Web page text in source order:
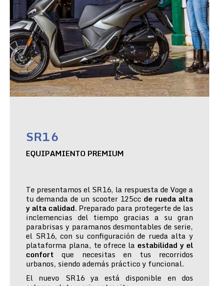
SR16
EQUIPAMIENTO PREMIUM
Te presentamos el SR16, la respuesta de Voge a
tu demanda de un scooter 125cc de rueda alta
y alta calidad. Preparado para protegerte de las
inclemencias del tiempo gracias a su gran
parabrisas y paramanos desmontables de serie,
el SR16, con su configuración de rueda alta y
plataforma plana, te ofrece la estabilidad y el
confort que necesitas en tus recorridos
urbanos, siendo además práctico y funcional.
El nuevo SR16 ya está disponible en dos